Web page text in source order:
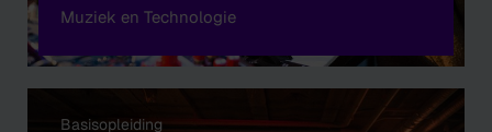
Muziek en Technologie
Basisopleiding